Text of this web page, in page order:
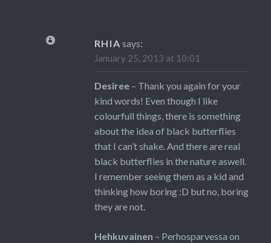
RHIA says:
January 25, 2013 at 10:01
Desiree– Thank you again for your
kind words! Even though I like
colourfull things, there is something
about the idea of black butterflies
that I can’t shake. And there are real
black butterflies in the nature aswell.
I remember seeing them as a kid and
thinking how boring :D but no, boring
they are not.
Hehkuvainen – Perhosparvessa on